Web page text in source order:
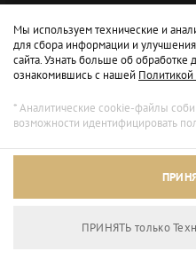
Мы используем технические и
для сбора информации и
сайта. Узнать больше об
ознакомившись с нашей
* Аналитические cookie-файлы
возможности идентифицировать
ПРИНЯТЬ только